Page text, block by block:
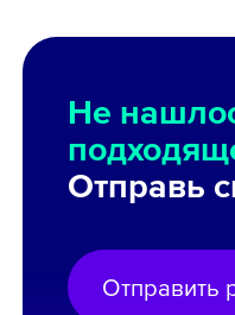
Не
Отправь
Отправить